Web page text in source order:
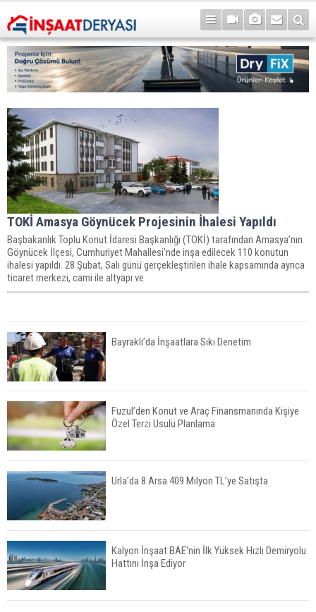
TOKİ Amasya Göynücek Projesinin İhalesi Yapıldı
Başbakanlık Toplu Konut İdaresi Başkanlığı (TOKİ) tarafından Amasya’nın
Göynücek İlçesi, Cumhuriyet Mahallesi’nde inşa edilecek 110 konutun
ihalesi yapıldı. 28 Şubat, Salı günü gerçekleştirilen ihale kapsamında ayrıca
ticaret merkezi, cami ile altyapı ve
Bayraklı’da İnşaatlara Sıkı Denetim
Fuzul’den Konut ve Araç Finansmanında Kişiye
Özel Terzi Usulü Planlama
Urla’da 8 Arsa 409 Milyon TL’ye Satışta
Kalyon İnşaat BAE'nin İlk Yüksek Hızlı Demiryolu
Hattını İnşa Ediyor